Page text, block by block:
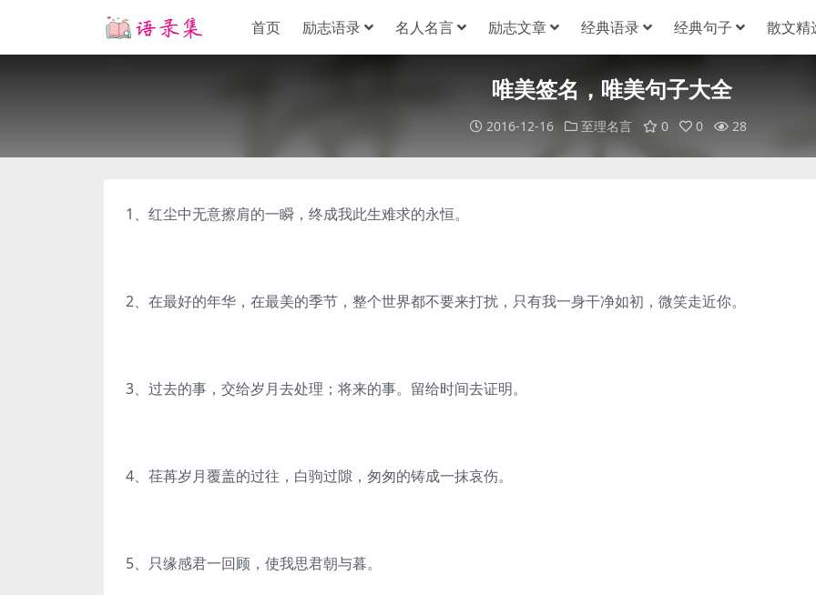
首页 励志语录 名人名言 励志文章 经典语录 经典句子 散文精
唯美签名，唯美句子大全
2016-12-16 至理名言 0 0 28
1、红尘中无意擦肩的一瞬，终成我此生难求的永恒。
2、在最好的年华，在最美的季节，整个世界都不要来打扰，只有我一身干净如初，微笑走近你。
3、过去的事，交给岁月去处理；将来的事。留给时间去证明。
4、荏苒岁月覆盖的过往，白驹过隙，匆匆的铸成一抹哀伤。
5、只缘感君一回顾，使我思君朝与暮。